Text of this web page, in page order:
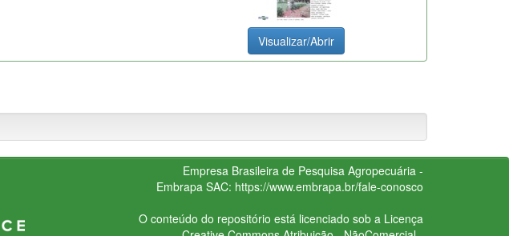
Visualizar/Abrir
Empresa Brasileira de Pesquisa Agropecuária -
Embrapa SAC: https://www.embrapa.br/fale-conosco
O conteúdo do repositório está licenciado sob a Licença